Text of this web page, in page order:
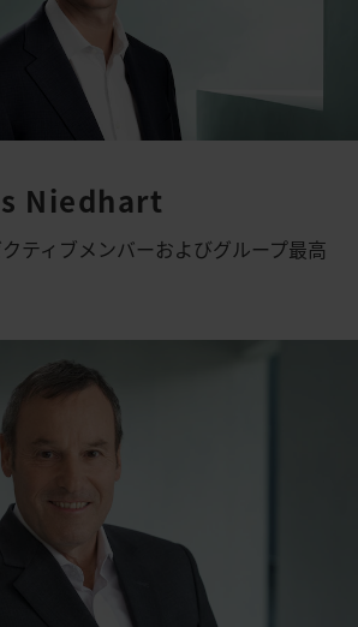
Niedhart
ティブメンバーおよびグループ最高